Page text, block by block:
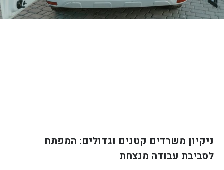
ניקיון משרדים קטנים וגדולים: המפתח
לסביבת עבודה מנצחת